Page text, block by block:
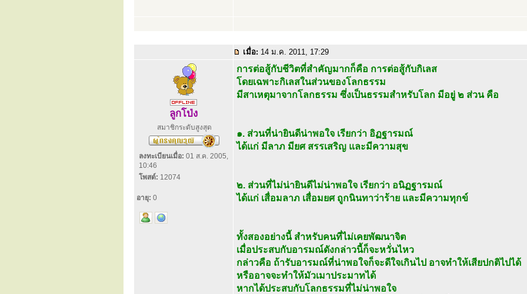
เมื่อ: 14 ม.ค. 2011, 17:29
ลูกโป่ง
สมาชิกระดับสูงสุด
ลงทะเบียนเมื่อ: 01 ส.ค. 2005,
10:46
โพสต์: 12074
อายุ: 0
การต่อสู้กับชีวิตที่สำคัญมากก็คือ การต่อสู้กับกิเลส
โดยเฉพาะกิเลสในส่วนของโลกธรรม
มีสาเหตุมาจากโลกธรรม ซึ่งเป็นธรรมสำหรับโลก มีอยู่ ๒ ส่วน คือ
๑. ส่วนที่น่ายินดีน่าพอใจ เรียกว่า อิฏฐารมณ์
ได้แก่ มีลาภ มียศ สรรเสริญ และมีความสุข
๒. ส่วนที่ไม่น่ายินดีไม่น่าพอใจ เรียกว่า อนิฏฐารมณ์
ได้แก่ เสื่อมลาภ เสื่อมยศ ถูกนินทาว่าร้าย และมีความทุกข์
ทั้งสองอย่างนี้ สำหรับคนที่ไม่เคยพัฒนาจิต
เมื่อประสบกับอารมณ์ดังกล่าวนี้ก็จะหวั่นไหว
กล่าวคือ ถ้ารับอารมณ์ที่น่าพอใจก็จะดีใจเกินไป อาจทำให้เสียปกติไปได้
หรืออาจจะทำให้มัวเมาประมาทได้
หากได้ประสบกับโลกธรรมที่ไม่น่าพอใจ